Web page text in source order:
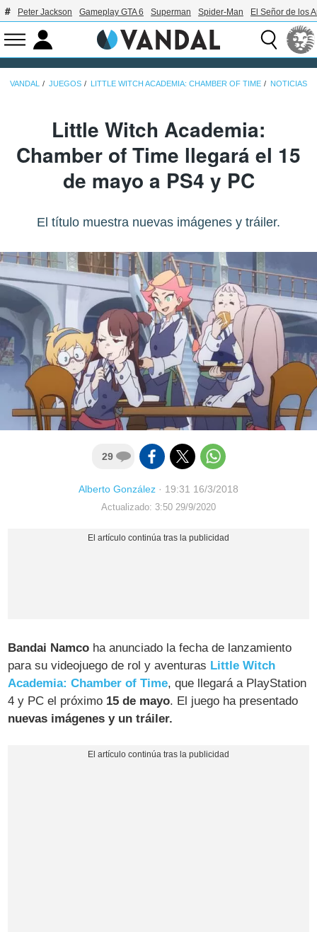
Peter Jackson Gameplay GTA 6 Superman Spider-Man El Señor de los
VANDAL JUEGOS LITTLE WITCH ACADEMIA: CHAMBER OF TIME NOTICIAS
Little Witch Academia:
Chamber of Time llegará el 15
de mayo a PS4 y PC
El título muestra nuevas imágenes y tráiler.
29
Alberto González · 19:31 16/3/2018
Actualizado: 3:50 29/9/2020
Bandai Namco ha anunciado la fecha de lanzamiento
para su videojuego de rol y aventuras Little Witch
Academia: Chamber of Time, que llegará a PlayStation
4 y PC el próximo 15 de mayo. El juego ha presentado
nuevas imágenes y un tráiler.